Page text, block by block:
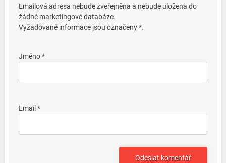
Emailová adresa nebude zveřejněna a nebude uložena do
žádné marketingové databáze.
Vyžadované informace jsou označeny *.
Jméno *
Email *